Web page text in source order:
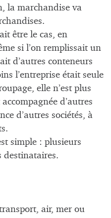
la marchandise va
être le cas, en
si l’on remplissait un
d’autres conteneurs
l’entreprise était seule
elle n’est plus
d’autres
d’autres sociétés, à
simple : plusieurs
destinataires.
air, mer ou